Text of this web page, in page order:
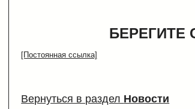
БЕРЕГИТЕ
[Постоянная ссылка]
Вернуться в раздел Новости